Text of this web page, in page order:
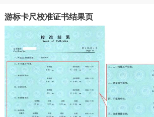
游标卡尺校准证书结果页